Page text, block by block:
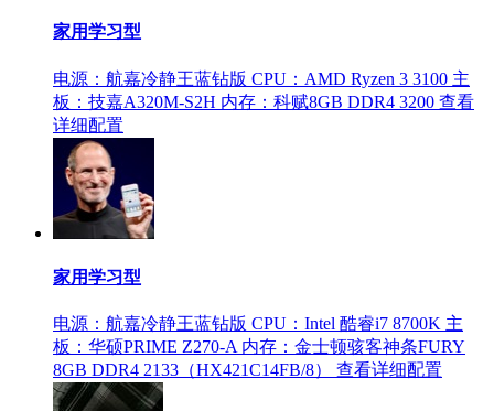
家用学习型
电源：航嘉冷静王蓝钻版 CPU：AMD Ryzen 3 3100 主
板：技嘉A320M-S2H 内存：科赋8GB DDR4 3200 查看
详细配置
家用学习型
电源：航嘉冷静王蓝钻版 CPU：Intel 酷睿i7 8700K 主
板：华硕PRIME Z270-A 内存：金士顿骇客神条FURY
8GB DDR4 2133（HX421C14FB/8）
查看详细配置